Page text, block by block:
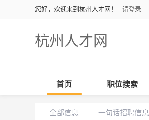
您好，欢迎来到杭州人才网！ 请登录
杭州人才网
首页 职位搜索
全部信息 一句话招聘信息